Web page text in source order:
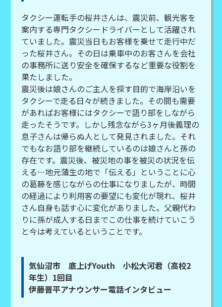
タクシー運転手の桜井さんは、震災前、観光客を
案内する専門タクシードライバーとして活躍され
ていました。震災当日もお客様を乗せて走行中だ
った桜井さん。その日は乗車中のお客さんを会社
の事務所に送り安全を確保するなど重要な役割を
果たしました。
震災後は娘さんのご主人を探す目的で海岸沿いを
タクシーで走る日々が続きました。その間も需要
があればお客様にはタクシーで語り部をしながら
走ったそうです。しかし残念ながら3ヶ月後義理の
息子さんは帰らぬ人として発見されました。それ
でもなお語り部を継続しているのは娘さんと孫の
存在です。震災後、被災地の事を被災の状況を伝
える…地元蒲生の地で「伝える」ということに心
の葛藤を感じながらの仕事になりましたが、時間
の経過により利用客の要望にも変化が現れ、桜井
さん自身も話す心に変化がありました。父親代わ
りに孫が成人する日までこの仕事を続けていこう
と今は考えているということです。
気仙沼市 底上げYouth 小松大河君（高校2
年生）1回目
伊藤晋平アナウンサー電話インタビュー